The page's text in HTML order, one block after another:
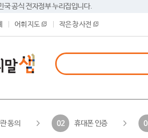
국 공식 전자정부 누리집입니다.
어휘 지도 작은 창 사전
동의 02 휴대폰 인증